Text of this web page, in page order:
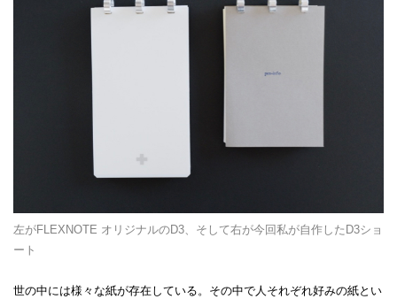
左がFLEXNOTE オリジナルのD3、そして右が今回私が自作したD3ショ
ート
世の中には様々な紙が存在している。その中で人それぞれ好みの紙とい